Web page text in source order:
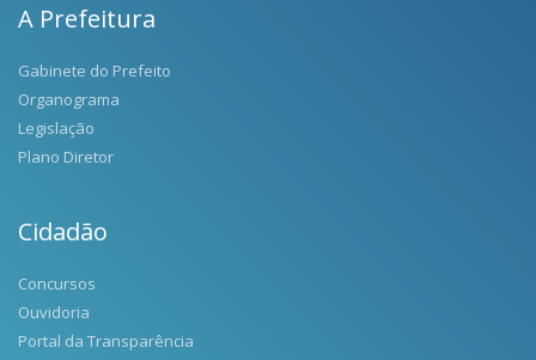
A Prefeitura
Gabinete do Prefeito
Organograma
Legislação
Plano Diretor
Cidadão
Concursos
Ouvidoria
Portal da Transparência